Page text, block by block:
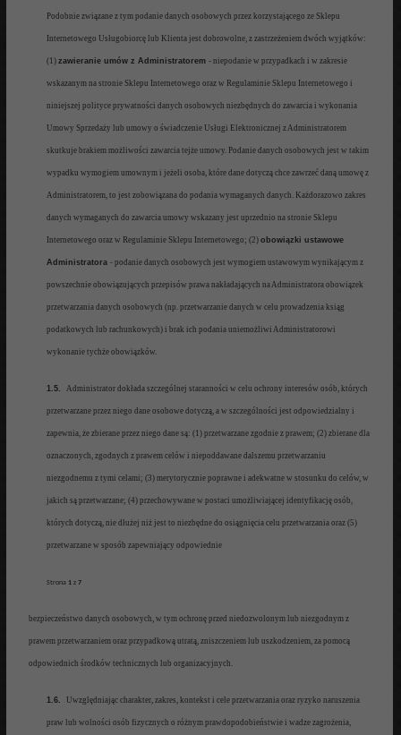
Podobnie związane z tym podanie danych osobowych przez korzystającego ze Sklepu
Internetowego Usługobiorcę lub Klienta jest dobrowolne, z zastrzeżeniem dwóch wyjątków:
(1) zawieranie umów z Administratorem - niepodanie w przypadkach i w zakresie
wskazanym na stronie Sklepu Internetowego oraz w Regulaminie Sklepu Internetowego i
niniejszej polityce prywatności danych osobowych niezbędnych do zawarcia i wykonania
Umowy Sprzedaży lub umowy o świadczenie Usługi Elektronicznej z Administratorem
skutkuje brakiem możliwości zawarcia tejże umowy. Podanie danych osobowych jest w takim
wypadku wymogiem umownym i jeżeli osoba, które dane dotyczą chce zawrzeć daną umowę z
Administratorem, to jest zobowiązana do podania wymaganych danych. Każdorazowo zakres
danych wymaganych do zawarcia umowy wskazany jest uprzednio na stronie Sklepu
Internetowego oraz w Regulaminie Sklepu Internetowego; (2) obowiązki ustawowe
Administratora - podanie danych osobowych jest wymogiem ustawowym wynikającym z
powszechnie obowiązujących przepisów prawa nakładających na Administratora obowiązek
przetwarzania danych osobowych (np. przetwarzanie danych w celu prowadzenia ksiąg
podatkowych lub rachunkowych) i brak ich podania uniemożliwi Administratorowi
wykonanie tychże obowiązków.
1.5. Administrator dokłada szczególnej staranności w celu ochrony interesów osób, których
przetwarzane przez niego dane osobowe dotyczą, a w szczególności jest odpowiedzialny i
zapewnia, że zbierane przez niego dane są: (1) przetwarzane zgodnie z prawem; (2) zbierane dla
oznaczonych, zgodnych z prawem celów i niepoddawane dalszemu przetwarzaniu
niezgodnemu z tymi celami; (3) merytorycznie poprawne i adekwatne w stosunku do celów, w
jakich są przetwarzane; (4) przechowywane w postaci umożliwiającej identyfikację osób,
których dotyczą, nie dłużej niż jest to niezbędne do osiągnięcia celu przetwarzania oraz (5)
przetwarzane w sposób zapewniający odpowiednie
Strona 1 z 7
bezpieczeństwo danych osobowych, w tym ochronę przed niedozwolonym lub niezgodnym z
prawem przetwarzaniem oraz przypadkową utratą, zniszczeniem lub uszkodzeniem, za pomocą
odpowiednich środków technicznych lub organizacyjnych.
1.6. Uwzględniając charakter, zakres, kontekst i cele przetwarzania oraz ryzyko naruszenia
praw lub wolności osób fizycznych o różnym prawdopodobieństwie i wadze zagrożenia,